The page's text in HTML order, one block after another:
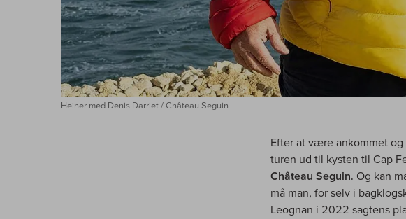
Heiner med Denis Darriet / Château Seguin
Efter at være ankommet
turen ud til kysten til Cap
Château Seguin. Og kan
må man, for selv i
Leognan i 2022 sagtens